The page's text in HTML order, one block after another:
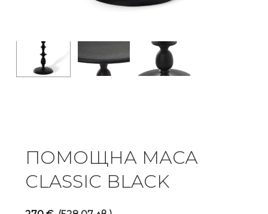
ПОМОЩНА МАСА
CLASSIC BLACK